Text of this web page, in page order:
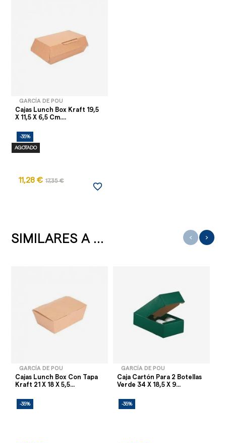
GARCÍA DE POU
Cajas Lunch Box Kraft 19,5
X 11,5 X 6,5 Cm....
-35%
AGOTADO
11,28 € 17,35 €
favorite_border
SIMILARES A ...
GARCÍA DE POU
Cajas Lunch Box Con Tapa
Kraft 21 X 18 X 5,5...
-35%
GARCÍA DE POU
Caja Cartón Para 2 Botellas
Verde 34 X 18,5 X 9...
-35%
‹ ›